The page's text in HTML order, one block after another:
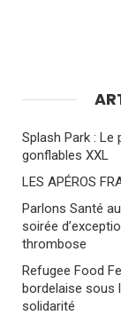
Splash Park :
gonflables XXL
LES APÉROS
Parlons Santé
soirée
thrombose
Refugee Food
bordelaise sous
solidarité